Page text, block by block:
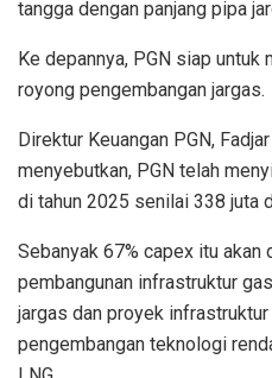
tangga dengan panjang pipa
Ke depannya, PGN siap untuk
royong pengembangan jargas.
Direktur Keuangan PGN,
menyebutkan, PGN telah
di tahun 2025 senilai 338 juta
Sebanyak 67% capex itu akan
pembangunan infrastruktur
jargas dan proyek
pengembangan teknologi